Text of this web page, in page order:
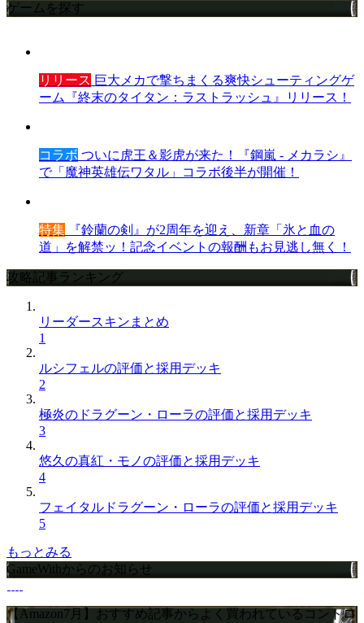
ゲームを探す
リリース 巨大メカで撃ちまくる爽快シューティングゲ
ーム『終末のタイタン：ラストラッシュ』リリース！
コラボ ついに虎王＆影虎が来た！『鋼嵐 - メカラシ』
で「魔神英雄伝ワタル」コラボ後半が開催！
特集 『鈴蘭の剣』が2周年を迎え、新章「氷と血の
道」を解禁ッ！記念イベントの報酬もお見逃し無く！
攻略記事ランキング
リーダースキンまとめ
1
ルシフェルの評価と採用デッキ
2
極炎のドラグーン・ローラの評価と採用デッキ
3
悠久の真紅・モノの評価と採用デッキ
4
フェイタルドラグーン・ローラの評価と採用デッキ
5
もっとみる
GameWithからのお知らせ
【Amazon7月】おすすめ記事からよく買われているコントロ